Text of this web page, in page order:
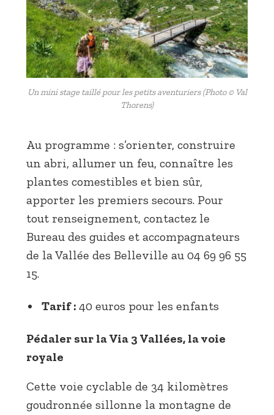
Un mini stage taillé pour les petits aventuriers (Photo © Val
Thorens)
Au programme : s’orienter, construire
un abri, allumer un feu, connaître les
plantes comestibles et bien sûr,
apporter les premiers secours. Pour
tout renseignement, contactez le
Bureau des guides et accompagnateurs
de la Vallée des Belleville au 04 69 96 55
15.
Tarif : 40 euros pour les enfants
Pédaler sur la Via 3 Vallées, la voie
royale
Cette voie cyclable de 34 kilomètres
goudronnée sillonne la montagne de